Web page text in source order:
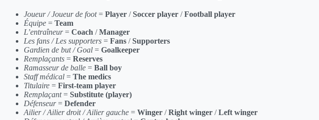
Joueur / Joueur de foot= Player /Soccer player /Football player
Équipe = Team
L’entraîneur= Coach /Manager
Les fans / Les supporters = Fans /Supporters
Gardien de but / Goal = Goalkeeper
Remplaçants = Reserves
Ramasseur de balle = Ball boy
Staff médical = The medics
Titulaire = First-team player
Remplaçant= Substitute (player)
Défenseur= Defender
Ailier / Ailier droit / Ailier gauche = Winger /Right winger /Left winger